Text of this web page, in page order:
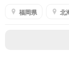
福岡県 北